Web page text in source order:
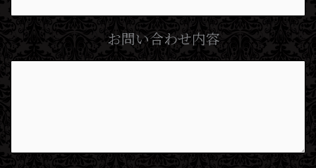
お問い合わせ内容